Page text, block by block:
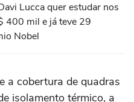
Lucca quer estudar nos
400 mil e já teve 29
Nobel
a cobertura de quadras
isolamento térmico, a